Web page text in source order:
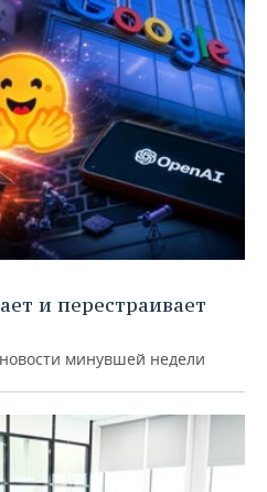
и перестраивает
минувшей недели